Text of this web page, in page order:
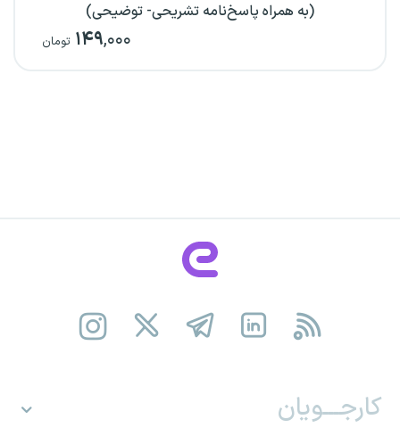
(به همراه پاسخ‌نامه تشریحی- توضیحی)
۱۴۹,۰۰۰ تومان
کارجـــویان